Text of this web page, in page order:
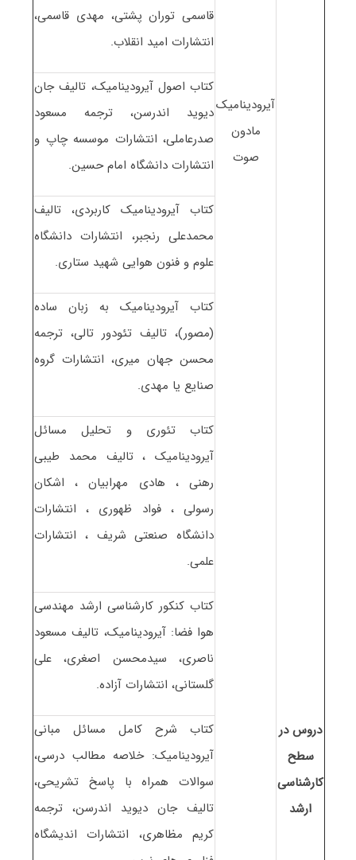
دروس در
سطح
کارشناسی
ارشد
آیرودینامیک
مادون
صوت
قاسمی توران پشتی، مهدی قاسمی،
انتشارات امید انقلاب.
کتاب اصول آیرودینامیک، تالیف جان
دیوید اندرسن، ترجمه مسعود
صدرعاملی، انتشارات موسسه چاپ و
انتشارات دانشگاه امام حسین.
کتاب آیرودینامیک کاربردی، تالیف
محمدعلی رنجبر، انتشارات دانشگاه
علوم و فنون هوایی شهید ستاری.
کتاب آیرودینامیک به زبان ساده
(مصور)، تالیف تئودور تالی، ترجمه
محسن جهان میری، انتشارات گروه
صنایع یا مهدی.
کتاب تئوری و تحلیل مسائل
آیرودینامیک ، تالیف محمد طیبی
رهنی ، هادی مهرابیان ، اشکان
رسولی ، فواد ظهوری ، انتشارات
دانشگاه صنعتی شریف ، انتشارات
علمی.
کتاب کنکور کارشناسی ارشد مهندسی
هوا فضا: آیرودینامیک، تالیف مسعود
ناصری، سیدمحسن اصغری، علی
گلستانی، انتشارات آزاده.
کتاب شرح کامل مسائل مبانی
آیرودینامیک: خلاصه مطالب درسی،
سوالات همراه با پاسخ تشریحی،
تالیف جان دیوید اندرسن، ترجمه
کریم مظاهری، انتشارات اندیشگاه